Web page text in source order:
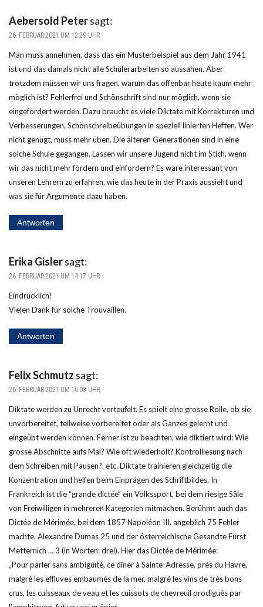
Aebersold Petersagt:
26. FEBRUAR 2021 UM 12:29 UHR
Man muss annehmen, dass das ein Musterbeispiel aus dem Jahr 1941
ist und das damals nicht alle Schülerarbeiten so aussahen. Aber
trotzdem müssen wir uns fragen, warum das offenbar heute kaum mehr
möglich ist? Fehlerfrei und Schönschrift sind nur möglich, wenn sie
eingefordert werden. Dazu braucht es viele Diktate mit Korrekturen und
Verbesserungen, Schönschreibeübungen in speziell linierten Heften. Wer
nicht genügt, muss mehr üben. Die älteren Generationen sind in eine
solche Schule gegangen. Lassen wir unsere Jugend nicht im Stich, wenn
wir das nicht mehr fördern und einfordern? Es wäre interessant von
unseren Lehrern zu erfahren, wie das heute in der Praxis aussieht und
was sie für Argumente dazu haben.
Antworten
Erika Gislersagt:
26. FEBRUAR 2021 UM 14:17 UHR
Eindrücklich!
Vielen Dank für solche Trouvaillen.
Antworten
Felix Schmutz sagt:
26. FEBRUAR 2021 UM 16:03 UHR
Diktate werden zu Unrecht verteufelt. Es spielt eine grosse Rolle, ob sie
unvorbereitet, teilweise vorbereitet oder als Ganzes gelernt und
eingeübt werden können. Ferner ist zu beachten, wie diktiert wird: Wie
grosse Abschnitte aufs Mal? Wie oft wiederholt? Kontrolllesung nach
dem Schreiben mit Pausen?, etc. Diktate trainieren gleichzeitig die
Konzentration und helfen beim Einprägen des Schriftbildes. In
Frankreich ist die “grande dictée” ein Volkssport, bei dem riesige Säle
von Freiwilligen in mehreren Kategorien mitmachen. Berühmt auch das
Dictée de Mérimée, bei dem 1857 Napoléon III. angeblich 75 Fehler
machte, Alexandre Dumas 25 und der österreichische Gesandte Fürst
Metternich … 3 (in Worten: drei). Hier das Dictée de Mérimée:
„Pour parler sans ambiguïté, ce dîner à Sainte-Adresse, près du Havre,
malgré les effluves embaumés de la mer, malgré les vins de très bons
crus, les cuisseaux de veau et les cuissots de chevreuil prodigués par